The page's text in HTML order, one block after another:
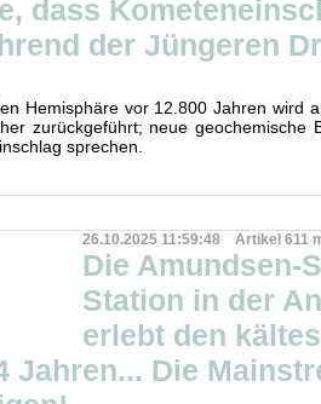
dass
der Jüngeren
Hemisphäre vor 12.800 Jahren wird
zurückgeführt; neue geochemische
sprechen.
26.10.2025 11:59:48 Artikel 611
Die Amundsen-
Station in der
erlebt den
Jahren... Die